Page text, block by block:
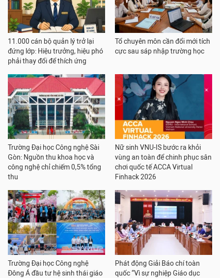
11.000 cán bộ quản lý trở lại
đứng lớp: Hiệu trưởng, hiệu phó
phải thay đổi để thích ứng
Tổ chuyên môn cần đổi mới tích
cực sau sáp nhập trường học
Trường Đại học Công nghệ Sài
Gòn: Nguồn thu khoa học và
công nghệ chỉ chiếm 0,5% tổng
thu
Nữ sinh VNU-IS bước ra khỏi
vùng an toàn để chinh phục sân
chơi quốc tế ACCA Virtual
Finhack 2026
Trường Đại học Công nghệ
Đông Á đầu tư hệ sinh thái giáo
Phát động Giải Báo chí toàn
quốc “Vì sự nghiệp Giáo dục